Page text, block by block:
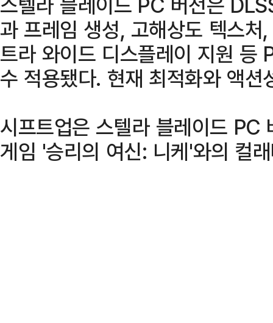
과 프레임 생성, 고해상도 텍스
트라 와이드 디스플레이 지원 등
수 적용됐다. 현재 최적화와 액션
시프트업은 스텔라 블레이드 PC
게임 '승리의 여신: 니케'와의 컬